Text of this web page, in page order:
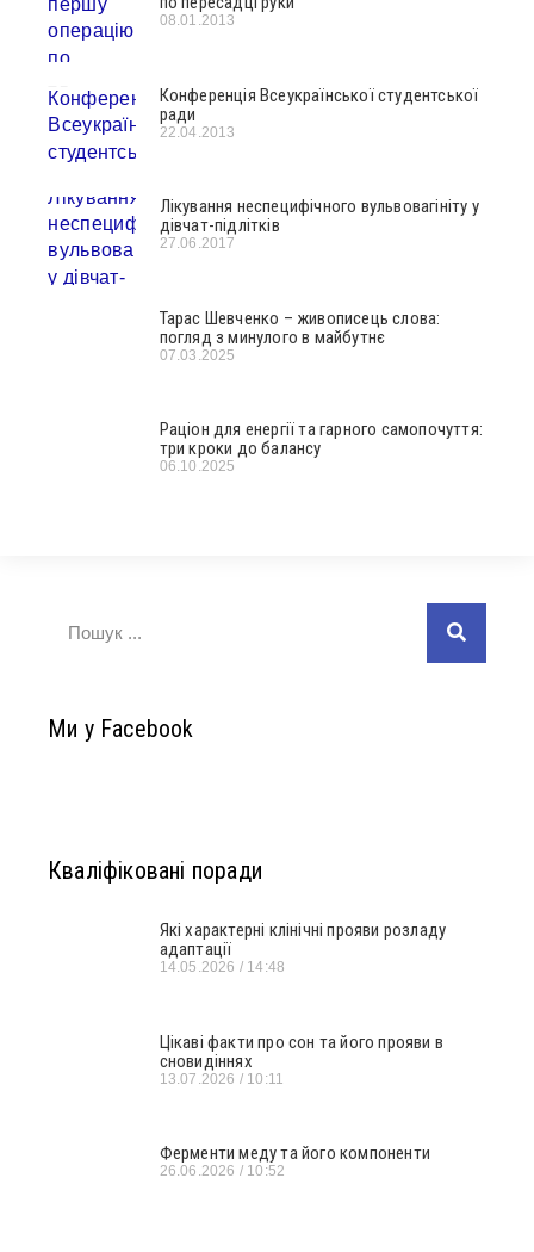
08.01.2013
Конференція Всеукраїнської студентської
ради
22.04.2013
Лікування неспецифічного вульвовагініту у
дівчат-підлітків
27.06.2017
Тарас Шевченко – живописець слова:
погляд з минулого в майбутнє
07.03.2025
Раціон для енергії та гарного самопочуття:
три кроки до балансу
06.10.2025
Ми у Facebook
Кваліфіковані поради
Які характерні клінічні прояви розладу
адаптації
14.05.2026 14:48
Цікаві факти про сон та його прояви в
сновидіннях
13.07.2026 10:11
Ферменти меду та його компоненти
26.06.2026 10:52